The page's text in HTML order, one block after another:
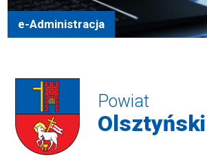
e-Administracja
Powiat
Olsztyński